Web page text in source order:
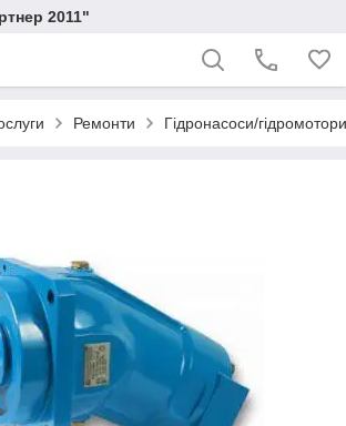
2011"
Ремонти Гідронасоси/